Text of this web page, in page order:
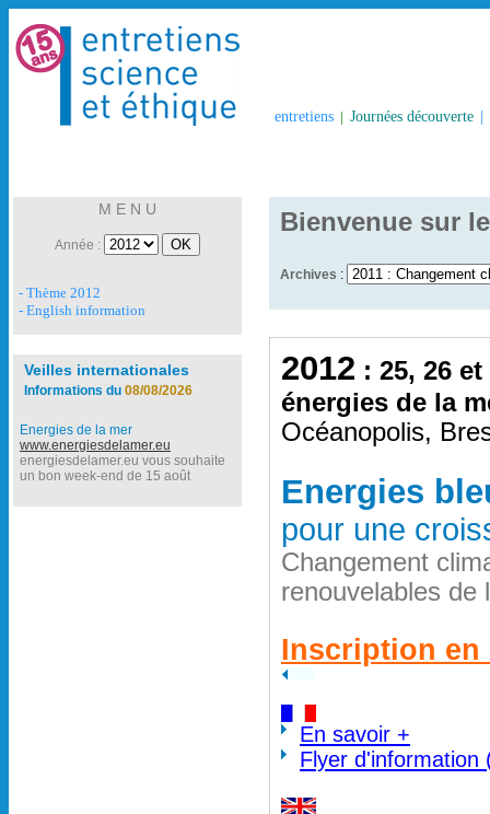
entretiens | Journées découverte
M E N U
Année :
- Thème 2012
- English information
Veilles internationales
Informations du 08/08/2026
Energies de la mer
www.energiesdelamer.eu
energiesdelamer.eu vous souhaite
un bon week-end de 15 août
Bienvenue sur
Archives :
2012 : 25, 26
énergies de la
Océanopolis,
Energies
pour une
Changement
renouvelables de
Inscription en
En savoir +
Flyer d'information